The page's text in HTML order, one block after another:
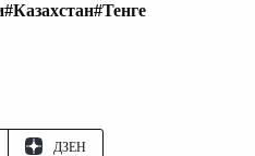
#Казахстан#Тенге
ДЗЕН